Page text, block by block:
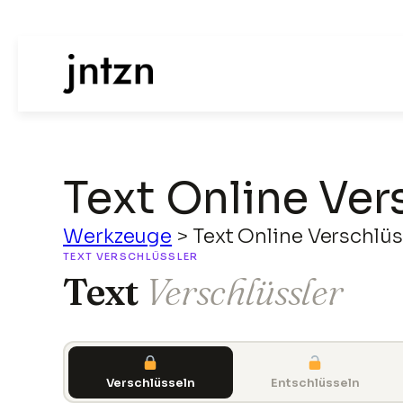
Text Online
Werkzeuge > Text Online
TEXT VERSCHLÜSSLER
Text Verschlüssler
Verschlüsseln Entschlüsseln